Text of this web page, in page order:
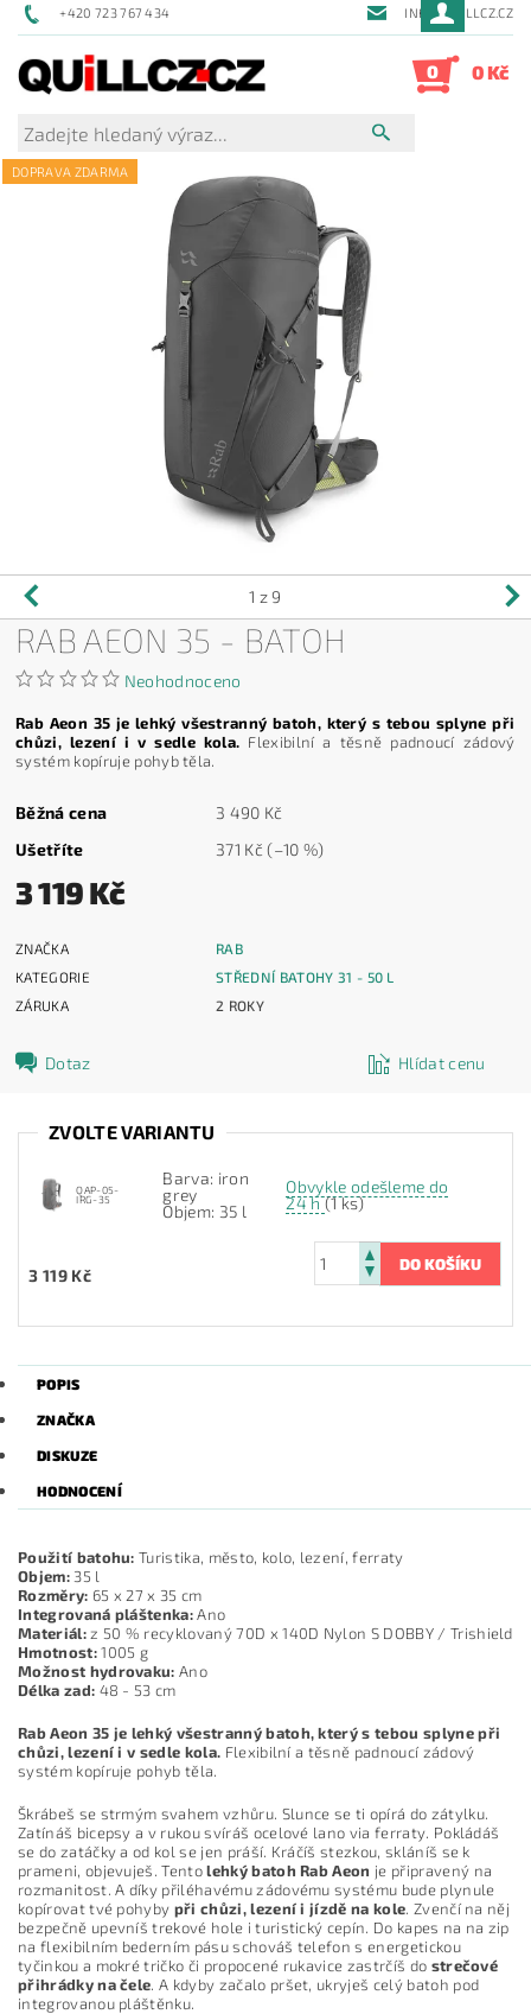
+420 723 767 434 INFO@QUILLCZ.CZ
0 0 Kč
DOPRAVA ZDARMA
1 z 9
RAB AEON 35 - BATOH
Neohodnoceno
Rab Aeon 35 je lehký všestranný batoh, který s tebou splyne při
chůzi, lezení i v sedle kola. Flexibilní a těsně padnoucí zádový
systém kopíruje pohyb těla.
Běžná cena
3 490 Kč
Ušetříte
371 Kč(–10 %)
3 119 Kč
ZNAČKA
RAB
KATEGORIE
STŘEDNÍ BATOHY 31 - 50 L
ZÁRUKA
2 ROKY
Dotaz Hlídat cenu
ZVOLTE VARIANTU
QAP-05-
IRG-35
Barva: iron
grey
Objem: 35 l
Obvykle odešleme do
24 h(1 ks)
3 119 Kč
POPIS
ZNAČKA
DISKUZE
HODNOCENÍ
Použití batohu: Turistika, město, kolo, lezení, ferraty
Objem:35 l
Rozměry: 65 x 27 x 35 cm
Integrovaná pláštenka:Ano
Materiál:z 50 % recyklovaný 70D x 140D Nylon S DOBBY / Trishield
Hmotnost:1005 g
Možnost hydrovaku: Ano
Délka zad: 48 - 53 cm
Rab Aeon 35 je lehký všestranný batoh, který s tebou splyne při
chůzi, lezení i v sedle kola. Flexibilní a těsně padnoucí zádový
systém kopíruje pohyb těla.
Škrábeš se strmým svahem vzhůru. Slunce se ti opírá do zátylku.
Zatínáš bicepsy a v rukou svíráš ocelové lano via ferraty. Pokládáš
se do zatáčky a od kol se jen práší. Kráčíš stezkou, skláníš se k
prameni, objevuješ. Tentolehký batoh Rab Aeon je připravený na
rozmanitost. A díky přiléhavému zádovému systému bude plynule
kopírovat tvé pohyby při chůzi, lezení i jízdě na kole. Zvenčí na něj
bezpečně upevníš trekové hole i turistický cepín. Do kapes na na zip
na flexibilním bederním pásu schováš telefon s energetickou
tyčinkou a mokré tričko či propocené rukavice zastrčíš do strečové
přihrádky na čele. A kdyby začalo pršet, ukryješ celý batoh pod
integrovanou pláštěnku.